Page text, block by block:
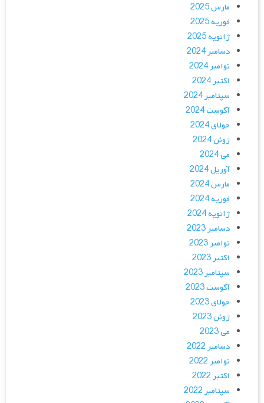
مارس 2025
فوریه 2025
ژانویه 2025
دسامبر 2024
نوامبر 2024
اکتبر 2024
سپتامبر 2024
آگوست 2024
جولای 2024
ژوئن 2024
می 2024
آوریل 2024
مارس 2024
فوریه 2024
ژانویه 2024
دسامبر 2023
نوامبر 2023
اکتبر 2023
سپتامبر 2023
آگوست 2023
جولای 2023
ژوئن 2023
می 2023
دسامبر 2022
نوامبر 2022
اکتبر 2022
سپتامبر 2022